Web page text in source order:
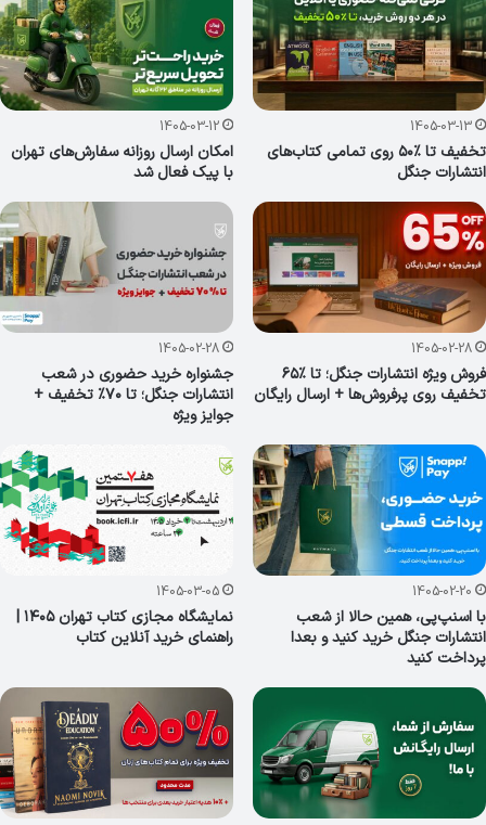
1405-03-13
تخفیف تا ٪۵۰ روی تمامی کتاب‌های
انتشارات جنگل
1405-03-12
امکان ارسال روزانه سفارش‌های تهران
با پیک فعال شد
1405-02-28
فروش ویژه انتشارات جنگل؛ تا ٪۶۵
تخفیف روی پرفروش‌ها + ارسال رایگان
1405-02-28
جشنواره خرید حضوری در شعب
انتشارات جنگل؛ تا ۷۰٪ تخفیف +
جوایز ویژه
1405-02-20
با اسنپ‌پی، همین حالا از شعب
انتشارات جنگل خرید کنید و بعدا
پرداخت کنید
1405-03-05
نمایشگاه مجازی کتاب تهران ۱۴۰۵ |
راهنمای خرید آنلاین کتاب